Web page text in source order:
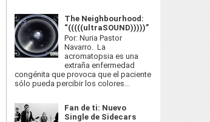
The Neighbourhood:
“(((((ultraSOUND)))))”
Por: Nuria Pastor
Navarro. La
acromatopsia es una
extraña enfermedad
congénita que provoca que el paciente
sólo pueda percibir los colores...
Fan de ti: Nuevo
Single de Sidecars